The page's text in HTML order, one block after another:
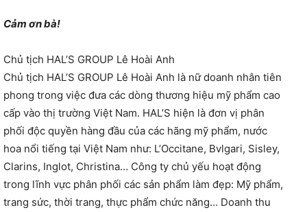
Cảm ơn bà!
Chủ tịch HAL’S GROUP Lê Hoài Anh
Chủ tịch HAL’S GROUP Lê Hoài Anh là nữ doanh nhân tiên
phong trong việc đưa các dòng thương hiệu mỹ phẩm cao
cấp vào thị trường Việt Nam. HAL’S hiện là đơn vị phân
phối độc quyền hàng đầu của các hãng mỹ phẩm, nước
hoa nổi tiếng tại Việt Nam như: L’Occitane, Bvlgari, Sisley,
Clarins, Inglot, Christina… Công ty chủ yếu hoạt động
trong lĩnh vực phân phối các sản phẩm làm đẹp: Mỹ phẩm,
trang sức, thời trang, thực phẩm chức năng… Doanh thu